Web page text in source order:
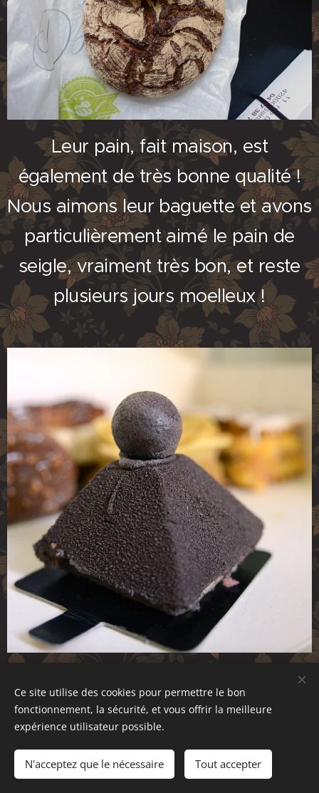
Leur pain, fait maison, est
également de très bonne qualité !
Nous aimons leur baguette et avons
particulièrement aimé le pain de
seigle, vraiment très bon, et reste
plusieurs jours moelleux !
Framboise
Un plaisir très gourmand pour toute
personne qui aime le chocolat noir !
Ce site utilise des cookies pour permettre le bon
fonctionnement, la sécurité, et vous offrir la meilleure
expérience utilisateur possible.
N'acceptez que le nécessaire Tout accepter